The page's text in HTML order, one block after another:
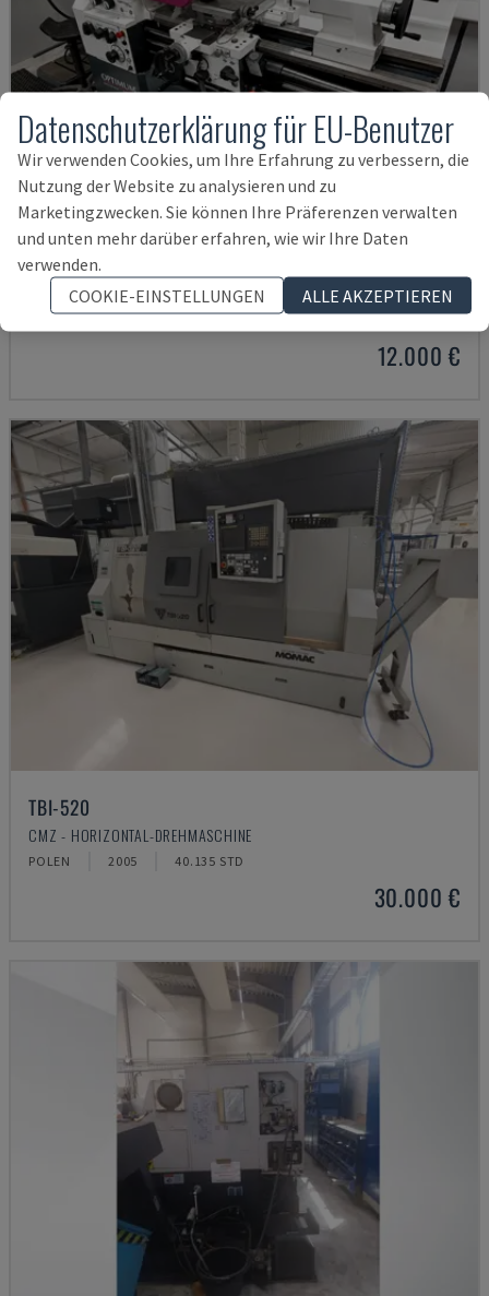
TH 4610
OPTIMUM - HORIZONTAL-DREHMASCHINE
DEUTSCHLAND 2018
12.000 €
TBI-520
CMZ - HORIZONTAL-DREHMASCHINE
POLEN 2005 40.135 STD
30.000 €
Datenschutzerklärung für EU-Benutzer
Wir verwenden Cookies, um Ihre Erfahrung zu verbessern, die
Nutzung der Website zu analysieren und zu
Marketingzwecken. Sie können Ihre Präferenzen verwalten
und unten mehr darüber erfahren, wie wir Ihre Daten
verwenden.
COOKIE-EINSTELLUNGEN
ALLE AKZEPTIEREN